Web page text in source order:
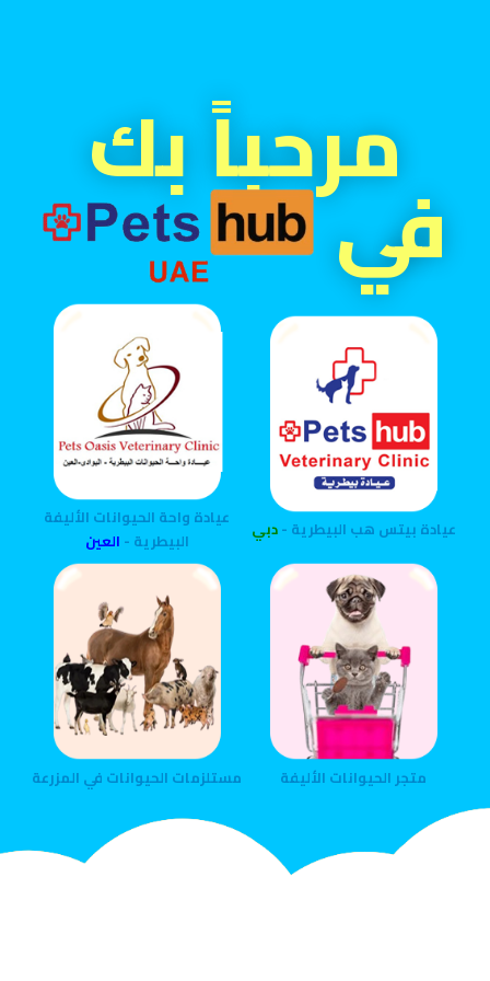
مرحباً بك
في
عيادة بيتس هب البيطرية -دبي
عيادة واحة الحيوانات الأليفة
البيطرية - العين
متجر الحيوانات الأليفة مستلزمات الحيوانات في المزرعة